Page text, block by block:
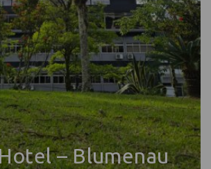
– Blumenau